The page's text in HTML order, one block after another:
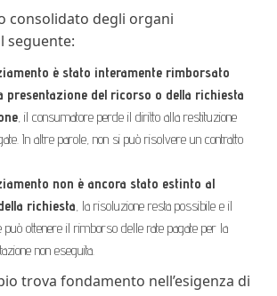
consolidato degli organi
seguente:
è stato interamente rimborsato
presentazione del ricorso o della richiesta
, il consumatore perde il diritto alla restituzione
In altre parole, non si può risolvere un contratto
non è ancora stato estinto al
richiesta, la risoluzione resta possibile e il
può ottenere il rimborso delle rate pagate per la
non eseguita.
trova fondamento nell’esigenza di